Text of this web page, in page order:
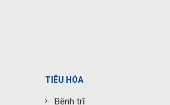
TIÊU HÓA
Bệnh trĩ